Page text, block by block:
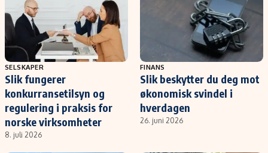
SELSKAPER
Slik fungerer
konkurransetilsyn og
regulering i praksis for
norske virksomheter
8. juli 2026
FINANS
Slik beskytter du deg mot
økonomisk svindel i
hverdagen
26. juni 2026